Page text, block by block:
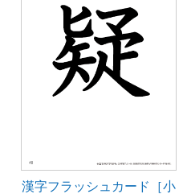
漢字フラッシュカード［小